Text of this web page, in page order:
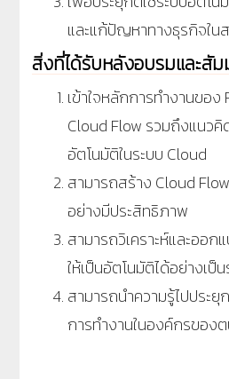
และแก้ปัญหาทางธุรกิจใ
สิ่งที่ได้รับหลังอบรมและสั
เข้าใจหลักการทำงานขอ
Cloud Flow รวมถึงแนว
อัตโนมัติในระบบ Cloud
สามารถสร้าง Cloud
อย่างมีประสิทธิภาพ
สามารถวิเคราะห์และออก
ให้เป็นอัตโนมัติได้อย่างเป็น
สามารถนำความรู้ไปประยุ
การทำงานในองค์กรของ